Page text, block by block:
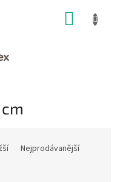
Nejprodávanější